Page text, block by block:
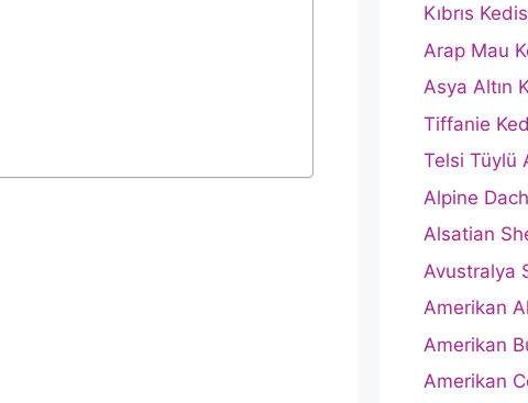
Kıbrıs
Arap Mau
Asya Altın
Tiffanie
Telsi Tüylü
Alpine
Alsatian
Avustralya
Amerikan
Amerikan
Amerikan